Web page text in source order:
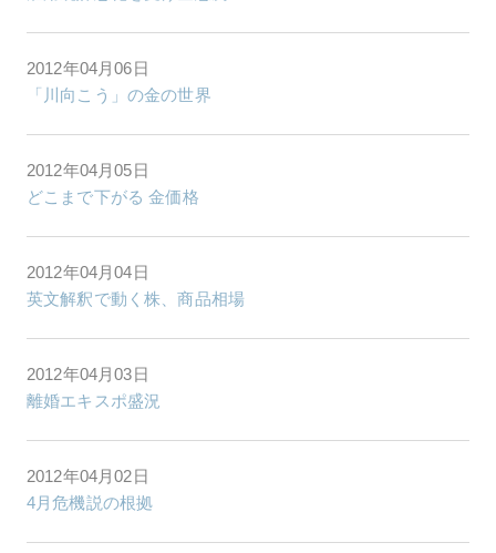
2012年04月06日
「川向こう」の金の世界
2012年04月05日
どこまで下がる 金価格
2012年04月04日
英文解釈で動く株、商品相場
2012年04月03日
離婚エキスポ盛況
2012年04月02日
4月危機説の根拠